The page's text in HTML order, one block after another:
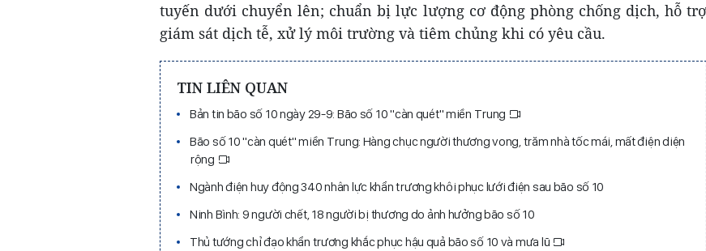
tuyến dưới chuyển lên; chuẩn bị lực lượng cơ động phòng chống dịch, hỗ trợ
giám sát dịch tễ, xử lý môi trường và tiêm chủng khi có yêu cầu.
TIN LIÊN QUAN
Bản tin bão số 10 ngày 29-9: Bão số 10 "càn quét" miền Trung
Bão số 10 "càn quét" miền Trung: Hàng chục người thương vong, trăm nhà tốc mái, mất điện diện
rộng
Ngành điện huy động 340 nhân lực khẩn trương khôi phục lưới điện sau bão số 10
Ninh Bình: 9 người chết, 18 người bị thương do ảnh hưởng bão số 10
Thủ tướng chỉ đạo khẩn trương khắc phục hậu quả bão số 10 và mưa lũ